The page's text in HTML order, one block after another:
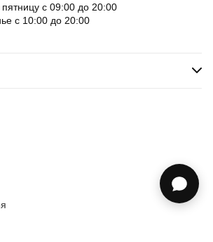
с 09:00 до 20:00
с 10:00 до 20:00